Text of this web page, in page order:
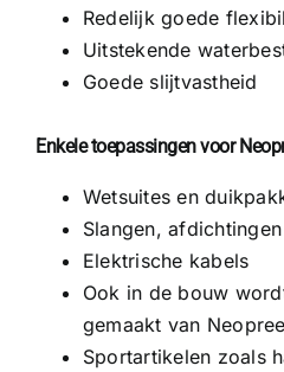
Redelijk goede
Uitstekende
Goede slijtvastheid
Enkele toepassingen voor
Wetsuites en
Slangen,
Elektrische kabels
Ook in de bouw
gemaakt van
Sportartikelen zoals